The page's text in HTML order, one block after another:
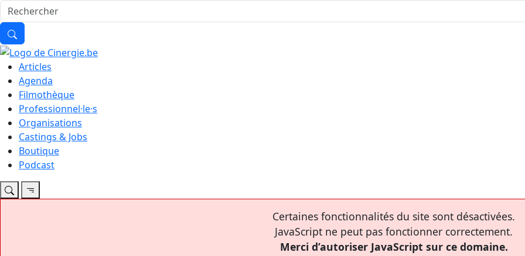
Articles
Agenda
Filmothèque
Professionnel·le·s
Organisations
Castings & Jobs
Boutique
Podcast
Certaines fonctionnalités du site sont désactivées.
JavaScript ne peut pas fonctionner correctement.
Merci d’autoriser JavaScript sur ce domaine.